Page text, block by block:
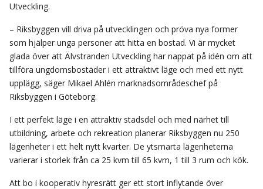
Utveckling.
– Riksbyggen vill driva på utvecklingen och pröva nya former
som hjälper unga personer att hitta en bostad. Vi är mycket
glada över att Älvstranden Utveckling har nappat på idén om att
tillföra ungdomsbostäder i ett attraktivt läge och med ett nytt
upplägg, säger Mikael Ahlén marknadsområdeschef på
Riksbyggen i Göteborg.
I ett perfekt läge i en attraktiv stadsdel och med närhet till
utbildning, arbete och rekreation planerar Riksbyggen nu 250
lägenheter i ett helt nytt kvarter. De ytsmarta lägenheterna
varierar i storlek från ca 25 kvm till 65 kvm, 1 till 3 rum och kök.
Att bo i kooperativ hyresrätt ger ett stort inflytande över